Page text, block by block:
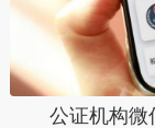
公证机构微